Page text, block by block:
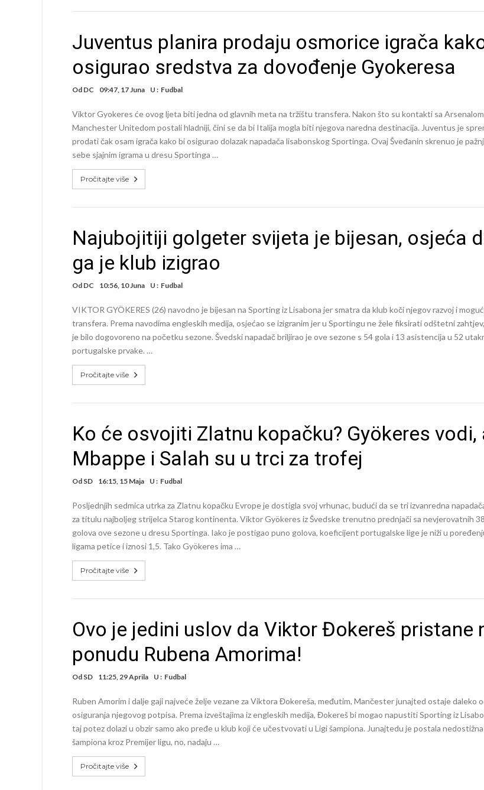
Juventus planira prodaju osmorice igrača
osigurao sredstva za dovođenje Gyokeresa
Od DC 09:47, 17 Juna U : Fudbal
Viktor Gyokeres će ovog ljeta biti jedna od glavnih meta na tržištu transfera. Nakon što su kontakti sa
Manchester Unitedom postali hladniji, čini se da bi Italija mogla biti njegova naredna destinacija. Juventus je
prodati čak osam igrača kako bi osigurao dolazak napadača lisabonskog Sportinga. Ovaj Šveđanin skrenuo je
sebe sjajnim igrama u dresu Sportinga …
Pročitajte više
Najubojitiji golgeter svijeta je bijesan, osjeća
ga je klub izigrao
Od DC 10:56, 10 Juna U : Fudbal
VIKTOR GYÖKERES (26) navodno je bijesan na Sporting iz Lisabona jer smatra da klub koči njegov razvoj i
transfera. Prema navodima engleskih medija, osjećao se izigranim jer u Sportingu ne žele fiksirati odštetni
je bilo dogovoreno na početku sezone. Švedski napadač briljirao je ove sezone s 54 gola i 13 asistencija u 52
portugalske prvake. …
Pročitajte više
Ko će osvojiti Zlatnu kopačku? Gyökeres vodi,
Mbappe i Salah su u trci za trofej
Od SD 16:15, 15 Maja U : Fudbal
Posljednjih sedmica utrka za Zlatnu kopačku Evrope je dostigla svoj vrhunac, budući da se tri izvanredna
za titulu najboljeg strijelca Starog kontinenta. Viktor Gyökeres iz Švedske trenutno prednjači sa nevjerovatnih 38
golova ove sezone u dresu Sportinga. Iako je postigao puno golova, koeficijent portugalske lige je niži u
ligama petice i iznosi 1,5. Tako Gyökeres ima …
Pročitajte više
Ovo je jedini uslov da Viktor Đokereš pristane
ponudu Rubena Amorima!
Od SD 11:25, 29 Aprila U : Fudbal
Ruben Amorim i dalje gaji najveće želje vezane za Viktora Đokereša, međutim, Mančester junajted ostaje daleko
osiguranja njegovog potpisa. Prema izveštajima iz engleskih medija, Đokereš bi mogao napustiti Sporting iz
taj potez dolazi u obzir samo ako pređe u klub koji će učestvovati u Ligi šampiona. Junajtedu je postala nedostižna
šampiona kroz Premijer ligu, no, nadaju …
Pročitajte više